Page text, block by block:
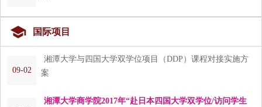
 国际项目
09-02
湘潭大学与四国大学双学位项目（DDP）课程对接实施方
案
湘潭大学商学院2017年“赴日本四国大学双学位/访问学生